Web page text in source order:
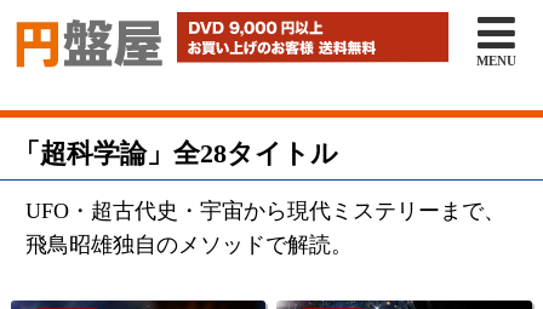

MENU
「超科学論」全28タイトル
UFO・超古代史・宇宙から現代ミステリーまで、
飛鳥昭雄独自のメソッドで解読。